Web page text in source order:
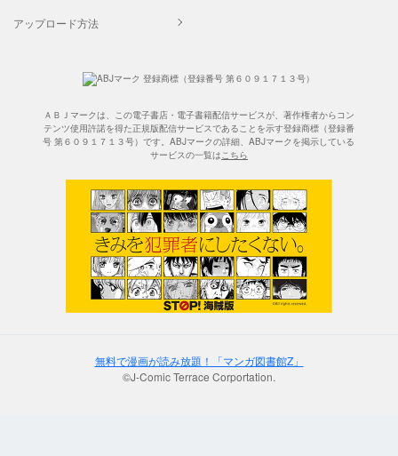
アップロード方法
ＡＢＪマークは、この電子書店・電子書籍配信サービスが、著作権者からコン
テンツ使用許諾を得た正規版配信サービスであることを示す登録商標（登録番
号 第６０９１７１３号）です。ABJマークの詳細、ABJマークを掲示している
サービスの一覧はこちら
無料で漫画が読み放題！「マンガ図書館Z」
©J-Comic Terrace Corportation.